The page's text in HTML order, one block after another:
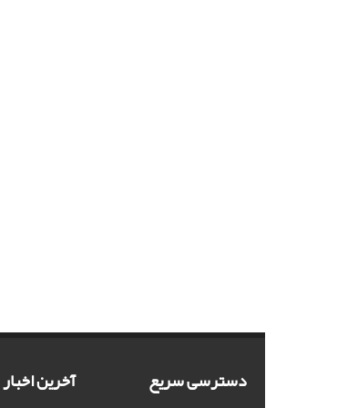
دسترسی سریع آخرین اخبار